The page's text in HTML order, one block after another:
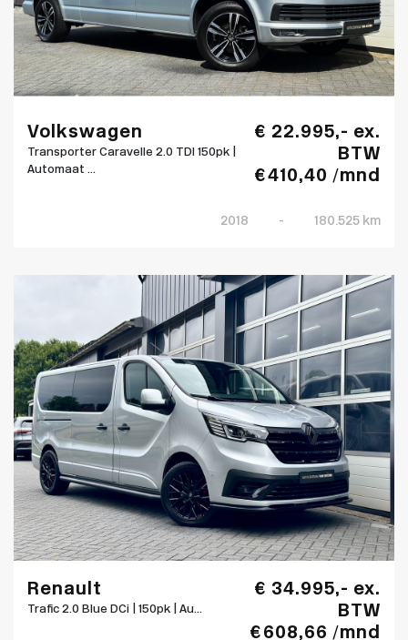
Volkswagen
Transporter Caravelle 2.0 TDI 150pk |
Automaat ...
€ 22.995,- ex.
BTW
€ 410,40 /mnd
2018 - 180.525 km
Renault
Trafic 2.0 Blue DCi | 150pk | Au...
€ 34.995,- ex.
BTW
€ 608,66 /mnd